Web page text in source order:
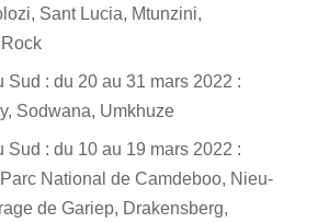
Sant Lucia, Mtunzini,
Sud : du 20 au 31 mars 2022 :
Sodwana, Umkhuze
Sud : du 10 au 19 mars 2022 :
National de Camdeboo, Nieu-
de Gariep, Drakensberg,